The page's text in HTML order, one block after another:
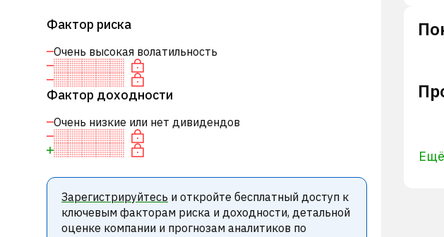
Фактор риска
Очень высокая волатильность
Фактор доходности
Очень низкие или нет дивидендов
Зарегистрируйтесь и откройте бесплатный доступ к
ключевым факторам риска и доходности, детальной
оценке компании и прогнозам аналитиков по